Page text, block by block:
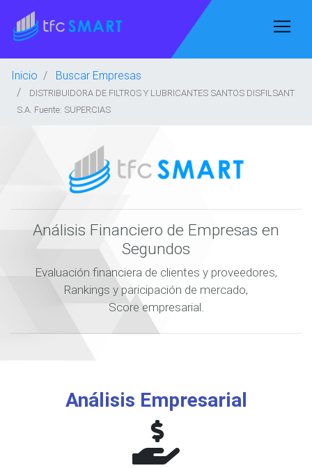
Inicio Buscar Empresas
DISTRIBUIDORA DE FILTROS Y LUBRICANTES SANTOS DISFILSANT
S.A. Fuente: SUPERCIAS
Análisis Financiero de Empresas en
Segundos
Evaluación financiera de clientes y proveedores,
Rankings y paricipación de mercado,
Score empresarial.
Análisis Empresarial